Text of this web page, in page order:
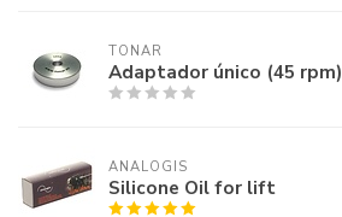
TONAR
Adaptador único (45 rpm)
ANALOGIS
Silicone Oil for lift